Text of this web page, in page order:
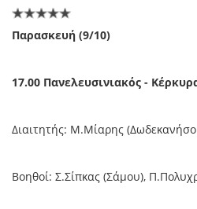
Παρασκευή (9/10)
17.00 Πανελευσινιακός -
Διαιτητής: Μ.Μίαρης
Βοηθοί: Σ.Σίπκας (Σάμου),